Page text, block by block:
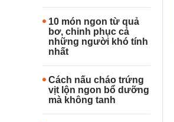
10 món ngon từ quả
bơ, chinh phục cả
những người khó tính
nhất
Cách nấu cháo trứng
vịt lộn ngon bổ dưỡng
mà không tanh